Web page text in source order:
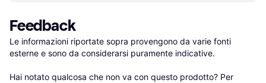
Feedback
Le informazioni riportate sopra provengono da varie fonti
esterne e sono da considerarsi puramente indicative.
Hai notato qualcosa che non va con questo prodotto? Per